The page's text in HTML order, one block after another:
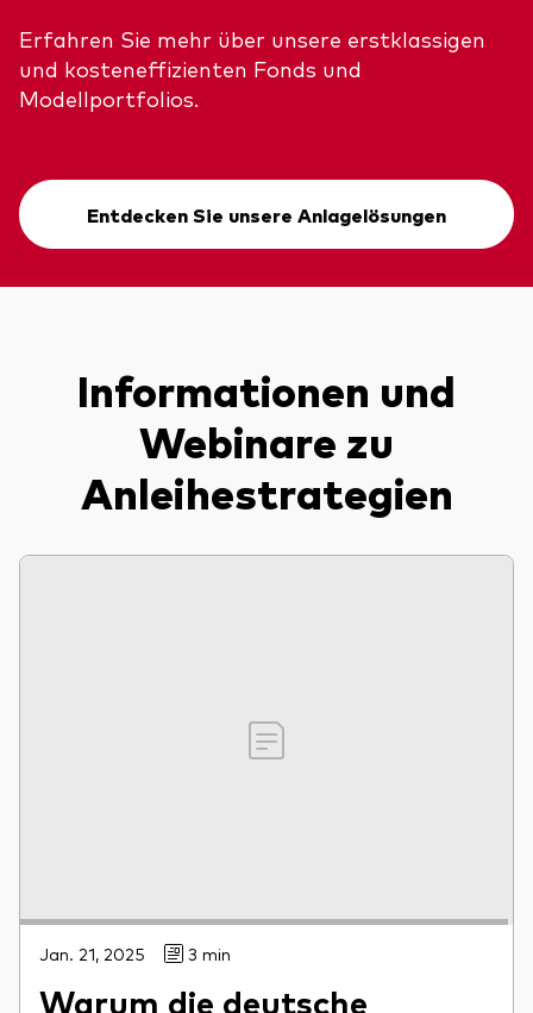
Erfahren Sie mehr über unsere erstklassigen
und kosteneffizienten Fonds und
Modellportfolios.
Entdecken Sie unsere Anlagelösungen
Informationen und
Webinare zu
Anleihestrategien
Jan. 21, 2025 3 min
Warum die deutsche